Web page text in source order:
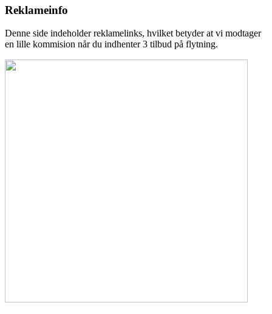
Reklameinfo
Denne side indeholder reklamelinks, hvilket betyder at vi modtager
en lille kommision når du indhenter 3 tilbud på flytning.